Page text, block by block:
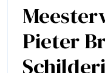
Pieter